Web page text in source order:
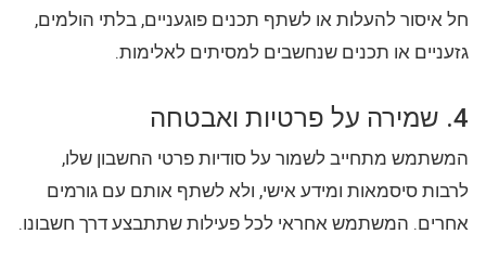
חל איסור להעלות או לשתף תכנים פוגעניים, בלתי הולמים,
גזעניים או תכנים שנחשבים למסיתים לאלימות.
4. שמירה על פרטיות ואבטחה
המשתמש מתחייב לשמור על סודיות פרטי החשבון שלו,
לרבות סיסמאות ומידע אישי, ולא לשתף אותם עם גורמים
אחרים. המשתמש אחראי לכל פעילות שתתבצע דרך חשבונו.